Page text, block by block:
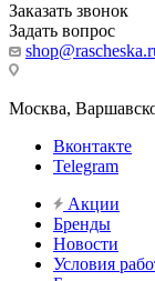
Заказать звонок
Задать вопрос
Москва,
Вконтакте
Telegram
Акции
Бренды
Новости
Условия